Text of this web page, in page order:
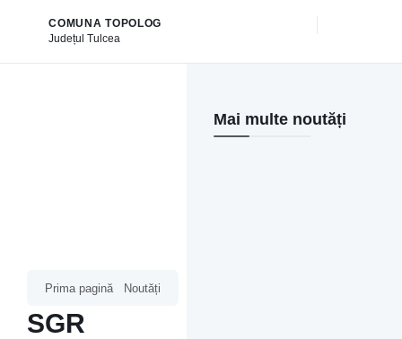
COMUNA TOPOLOG
JudețulTulcea
Prima pagină Noutăți
SGR
Mai multe noutăți